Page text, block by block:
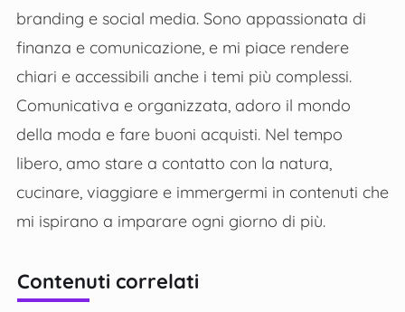
branding e social media. Sono appassionata di
finanza e comunicazione, e mi piace rendere
chiari e accessibili anche i temi più complessi.
Comunicativa e organizzata, adoro il mondo
della moda e fare buoni acquisti. Nel tempo
libero, amo stare a contatto con la natura,
cucinare, viaggiare e immergermi in contenuti che
mi ispirano a imparare ogni giorno di più.
Contenuti correlati